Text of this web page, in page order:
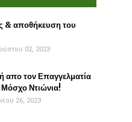
& αποθήκευση του
02, 2023
απο τον Επαγγελματία
Ντιώνια!
26, 2023